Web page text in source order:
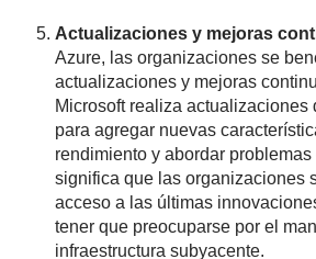
Actualizaciones y mejoras
Azure, las organizaciones se
actualizaciones y mejoras
Microsoft realiza actualizaciones
para agregar nuevas
rendimiento y abordar
significa que las organizaciones
acceso a las últimas
tener que preocuparse por el
infraestructura subyacente.